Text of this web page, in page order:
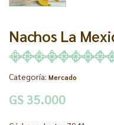
Nachos La
Categoría: Mercado
GS 35.000